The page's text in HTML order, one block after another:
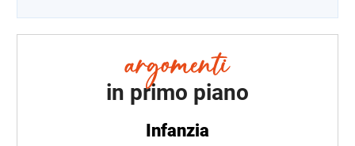
in primo piano
Infanzia